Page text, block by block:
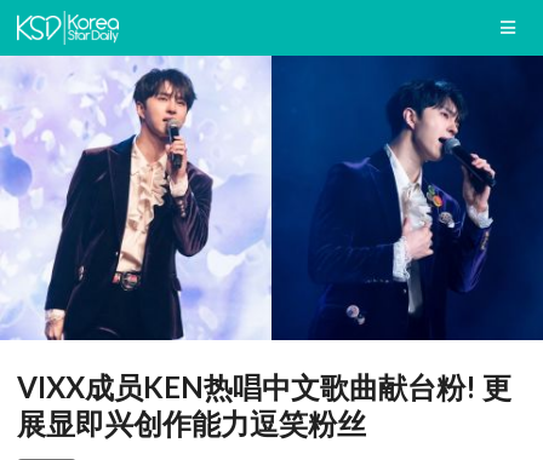
VIXX成员KEN热唱中文歌曲献台粉! 更
展显即兴创作能力逗笑粉丝